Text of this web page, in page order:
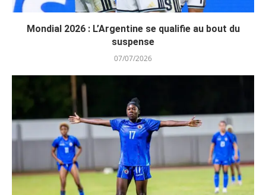
Mondial 2026 : L’Argentine se qualifie au bout du
suspense
07/07/2026